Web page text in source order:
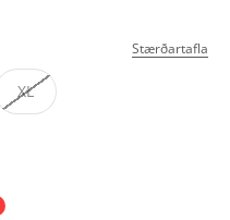
Stærðartafla
XL